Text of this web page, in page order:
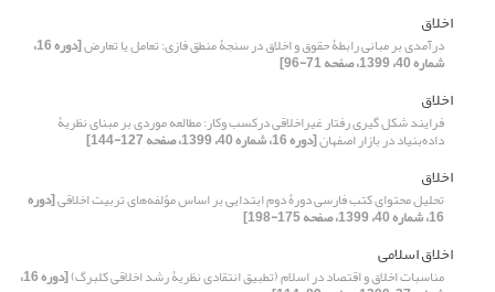
اخلاق
درآمدی بر مبانی رابطۀ حقوق و اخلاق در سنجۀ منطق ‌فازی: تعامل یا تعارض [دوره 16،
شماره 40، 1399، صفحه 71-96]
اخلاق
فرایند شکل گیری رفتار غیراخلاقی درکسب وکار: مطالعه موردی بر مبنای نظریۀ
داده‌بنیاد در بازار اصفهان[دوره 16، شماره 40، 1399، صفحه 127-144]
اخلاق
تحلیل محتوای کتب فارسی دورۀ دوم ابتدایی بر اساس مؤلفه‌های تربیت اخلاقی[دوره
16، شماره 40، 1399، صفحه 175-198]
اخلاق اسلامی
مناسبات اخلاق و اقتصاد در اسلام (تطبیق انتقادی نظریۀ رشد اخلاقی کلبرگ) [دوره 16،